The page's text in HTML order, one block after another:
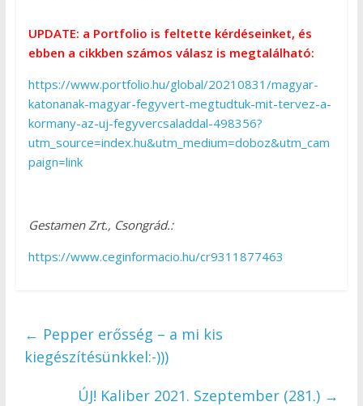
UPDATE: a Portfolio is feltette kérdéseinket, és
ebben a cikkben számos válasz is megtalálható:
https://www.portfolio.hu/global/20210831/magyar-
katonanak-magyar-fegyvert-megtudtuk-mit-tervez-a-
kormany-az-uj-fegyvercsaladdal-498356?
utm_source=index.hu&utm_medium=doboz&utm_cam
paign=link
Gestamen Zrt., Csongrád.:
https://www.ceginformacio.hu/cr9311877463
← Pepper erősség – a mi kis
kiegészítésünkkel:-)))
ÚJ! Kaliber 2021. Szeptember (281.) →